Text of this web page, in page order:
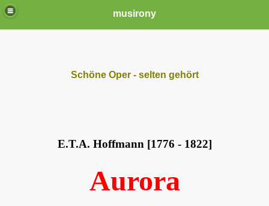
musirony
Schöne Oper - selten gehört
E.T.A. Hoffmann [1776 - 1822]
Aurora